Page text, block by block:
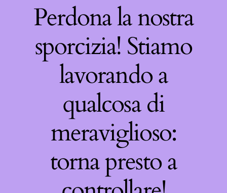
Perdona la nostra
sporcizia! Stiamo
lavorando a
qualcosa di
meraviglioso:
torna presto a